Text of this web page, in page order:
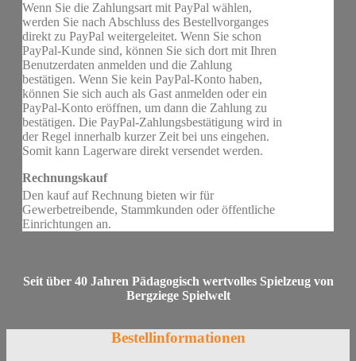
Wenn Sie die Zahlungsart mit PayPal wählen,
werden Sie nach Abschluss des Bestellvorganges
direkt zu PayPal weitergeleitet. Wenn Sie schon
PayPal-Kunde sind, können Sie sich dort mit Ihren
Benutzerdaten anmelden und die Zahlung
bestätigen. Wenn Sie kein PayPal-Konto haben,
können Sie sich auch als Gast anmelden oder ein
PayPal-Konto eröffnen, um dann die Zahlung zu
bestätigen. Die PayPal-Zahlungsbestätigung wird in
der Regel innerhalb kurzer Zeit bei uns eingehen.
Somit kann Lagerware direkt versendet werden.
Rechnungskauf
Den kauf auf Rechnung bieten wir für
Gewerbetreibende, Stammkunden oder öffentliche
Einrichtungen an.
Seit über 40 Jahren Pädagogisch wertvolles Spielzeug von
Bergziege Spielwelt
Bestellinformationen